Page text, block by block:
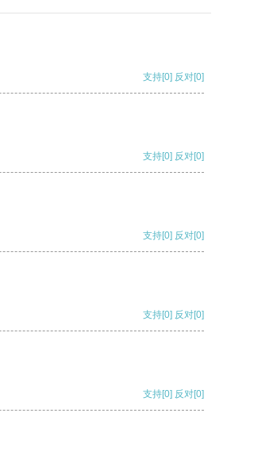
支持[0] 反对[0]
支持[0] 反对[0]
支持[0] 反对[0]
支持[0] 反对[0]
支持[0] 反对[0]